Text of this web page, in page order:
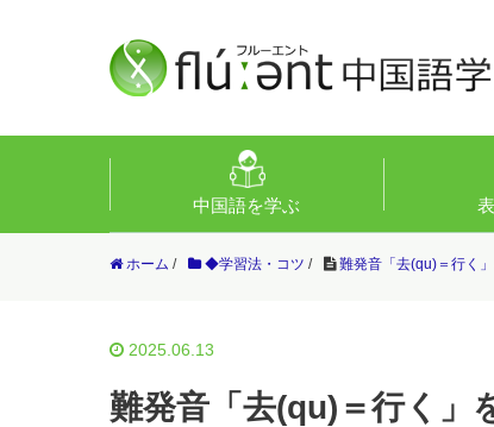
中国語を学ぶ
ホーム / ◆学習法・コツ / 難発音「去(qu)＝行く
2025.06.13
難発音「去(qu)＝行く」